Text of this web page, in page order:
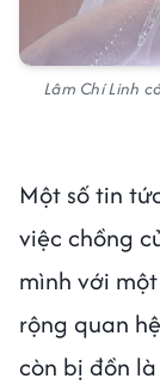
Lâm Chí Linh
Một số tin
việc chồng
mình với
rộng quan
còn bị đồn